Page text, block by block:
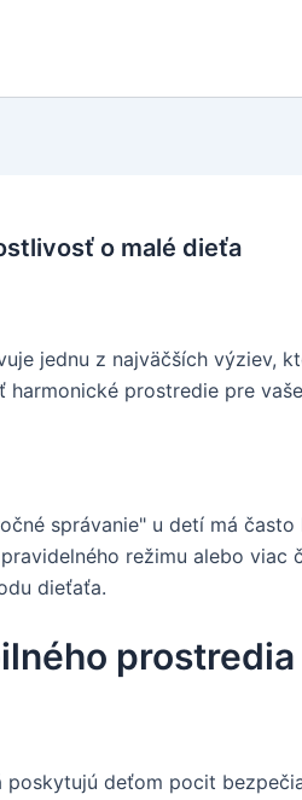
o malé dieťa
jednu z najväčších
prostredie pre
správanie" u detí má
režimu alebo viac
dieťaťa.
prostredia
deťom pocit